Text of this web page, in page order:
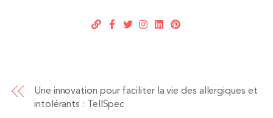
Une innovation pour faciliter la vie des allergiques et
intolérants : TellSpec